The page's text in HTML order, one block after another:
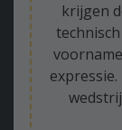
krijgen